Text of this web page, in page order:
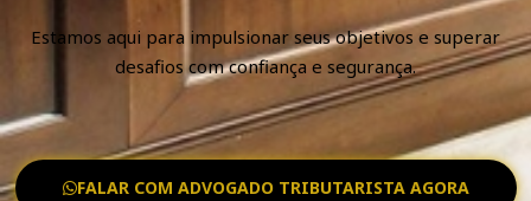
Estamos aqui para impulsionar seus objetivos e superar
desafios com confiança e segurança.
FALAR COM ADVOGADO TRIBUTARISTA AGORA